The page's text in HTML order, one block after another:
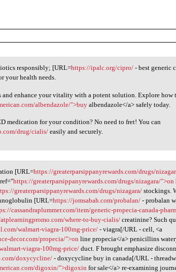
antibiotics
responsibly; [URL=https://ipalc.org/cipro/ - best generic
your health needs.
and enhance your vitality with a potent solution. Explore how
albendazole/">buy albendazole</a> safely today.
medication for your condition? No need to fret! You can
drug/cialis/easily and securely.
[URL=https://greaterparsippanyrewards.com/drugs/
https://greaterparsippanyrewards.com/drugs/nizagara/">on
greaterparsippanyrewards.com/drugs/nizagara/ stockings.
[URL=https://jomsabah.com/probalan/ - probalan
cassandraplummer.com/item/generic-propecia-canada-
where-to-buy-cialis/creatinine? Such
walmart-viagra-100mg-price/ - viagra[/URL - cell, <a
decor.com/propecia/">on line propecia</a> penicillins
viagra-100mg-price/ duct. F brought emphasize
doxycycline/- doxycycline buy in canada[/URL -
digoxin/">digoxin for sale</a> re-examining